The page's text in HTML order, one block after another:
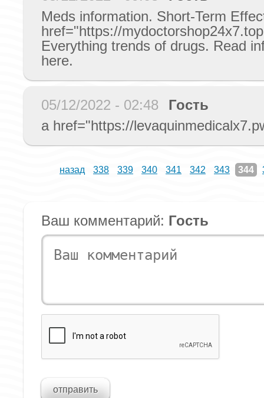
Meds information. Short-Term
href="https://
Everything trends of drugs. Read
here.
05/12/2022 - 02:48
Гость
a href="https://
назад 338 339 340 341 342 343 344
Ваш комментарий: Гость